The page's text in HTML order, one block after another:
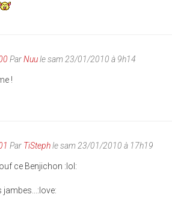
ParNuule sam 23/01/2010 à 9h14
!
Par TiStephle sam 23/01/2010 à 17h19
ce Benjichon :lol:
jambes...:love: